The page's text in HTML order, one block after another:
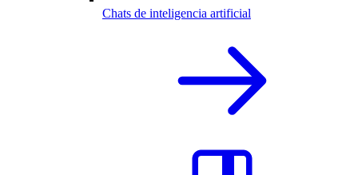
Chats de inteligencia artificial